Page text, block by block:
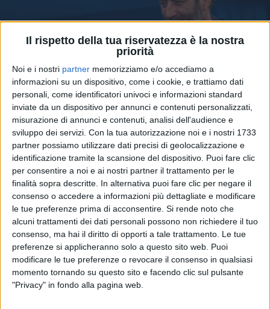
Il rispetto della tua riservatezza è la nostra
priorità
Noi e i nostri partner memorizziamo e/o accediamo a
informazioni su un dispositivo, come i cookie, e trattiamo dati
personali, come identificatori univoci e informazioni standard
inviate da un dispositivo per annunci e contenuti personalizzati,
misurazione di annunci e contenuti, analisi dell'audience e
sviluppo dei servizi. Con la tua autorizzazione noi e i nostri 1733
partner possiamo utilizzare dati precisi di geolocalizzazione e
identificazione tramite la scansione del dispositivo. Puoi fare clic
per consentire a noi e ai nostri partner il trattamento per le
finalità sopra descritte. In alternativa puoi fare clic per negare il
consenso o accedere a informazioni più dettagliate e modificare
le tue preferenze prima di acconsentire. Si rende noto che
alcuni trattamenti dei dati personali possono non richiedere il tuo
consenso, ma hai il diritto di opporti a tale trattamento. Le tue
preferenze si applicheranno solo a questo sito web. Puoi
modificare le tue preferenze o revocare il consenso in qualsiasi
momento tornando su questo sito e facendo clic sul pulsante
"Privacy" in fondo alla pagina web.
NEWS 10 feb 2019
Sanremo: a Silvestri i premi Mia Martini,
Sala Stampa e Bardotti
A Cristicchi il Premio Sergio Endrigo e il Premio
Bigazzi